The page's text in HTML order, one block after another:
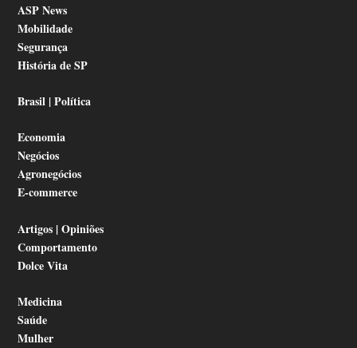
ASP News
Mobilidade
Segurança
História de SP
Brasil | Política
Economia
Negócios
Agronegócios
E-commerce
Artigos | Opiniões
Comportamento
Dolce Vita
Medicina
Saúde
Mulher